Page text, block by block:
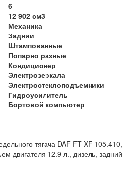
6
12 902 см3
Механика
Задний
Штампованные
Попарно разные
Кондиционер
Электрозеркала
Электростеклоподъемники
Гидроусилитель
Бортовой компьютер
тягача DAF FT XF 105.410,
двигателя 12.9 л., дизель, задний